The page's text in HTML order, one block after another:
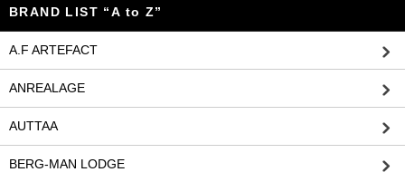
BRAND LIST “A to Z”
A.F ARTEFACT
ANREALAGE
AUTTAA
BERG-MAN LODGE